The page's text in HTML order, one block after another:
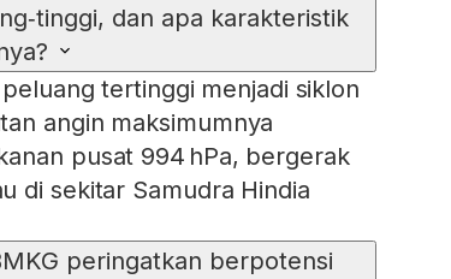
dan apa karakteristik
tertinggi menjadi siklon
angin maksimumnya
pusat 994 hPa, bergerak
di sekitar Samudra Hindia
peringatkan berpotensi